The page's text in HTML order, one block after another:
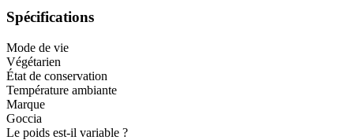
Spécifications
Mode de vie
Végétarien
État de conservation
Température ambiante
Marque
Goccia
Le poids est-il variable ?